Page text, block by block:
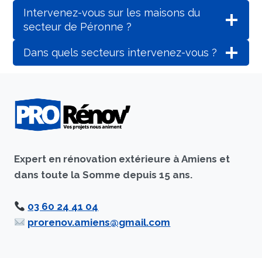
Intervenez-vous sur les maisons du
secteur de Péronne ?
Dans quels secteurs intervenez-vous ?
Expert en rénovation extérieure à Amiens et
dans toute la Somme depuis 15 ans.
03 60 24 41 04
prorenov.amiens@gmail.com